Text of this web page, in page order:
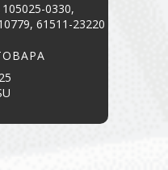
0330,
61511-23220